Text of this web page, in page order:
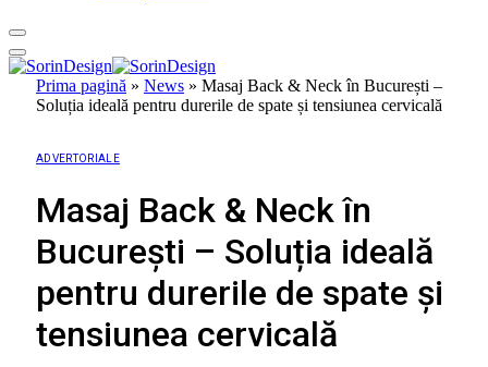
Prima pagină » News » Masaj Back & Neck în București –
Soluția ideală pentru durerile de spate și tensiunea cervicală
ADVERTORIALE
Masaj Back & Neck în
București – Soluția ideală
pentru durerile de spate și
tensiunea cervicală